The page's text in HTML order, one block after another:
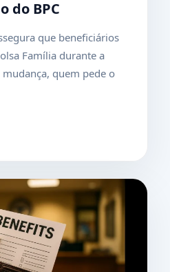
do BPC
que beneficiários
Família durante a
mudança, quem pede o